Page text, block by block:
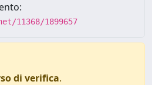
11368/1899657
di verifica.